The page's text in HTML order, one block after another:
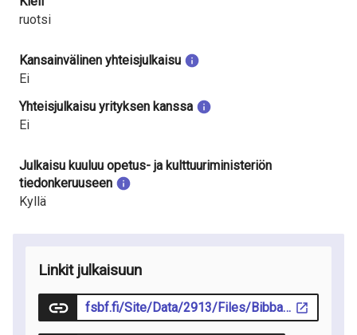
ruotsi
Kansainvälinen yhteisjulkaisu
Ei
Yhteisjulkaisu yrityksen kanssa
Ei
Julkaisu kuuluu opetus- ja kulttuuriministeriön
tiedonkeruuseen
Kyllä
Linkit julkaisuun
fsbf.fi/Site/Data/2913/Files/Bibban_1-2026_web.pdf